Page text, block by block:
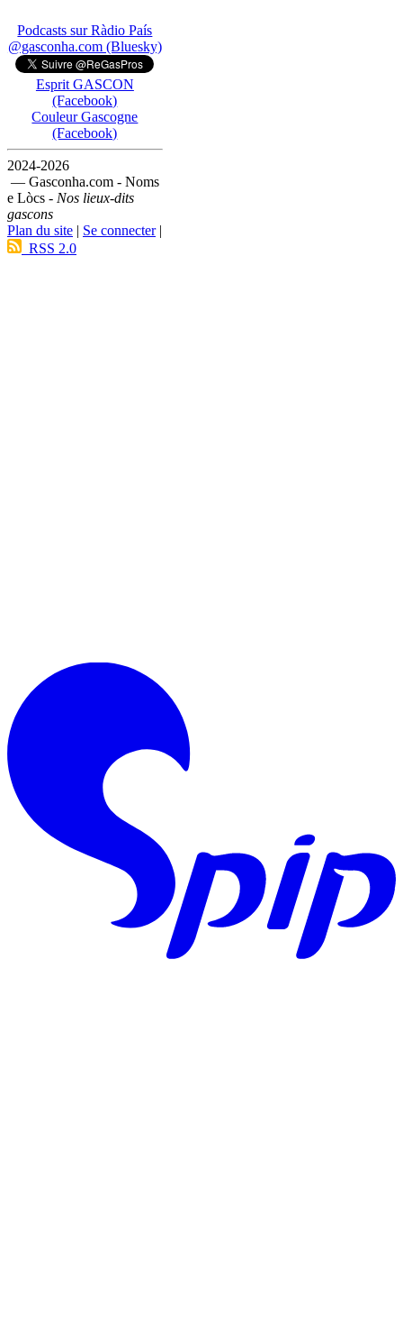
Podcasts sur Ràdio País
@gasconha.com (Bluesky)
Esprit GASCON
(Facebook)
Couleur Gascogne
(Facebook)
2024-2026
— Gasconha.com - Noms
e Lòcs - Nos lieux-dits
gascons
Plan du site | Se connecter|
RSS 2.0